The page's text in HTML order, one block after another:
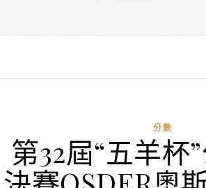
分數
第32屆“五羊杯